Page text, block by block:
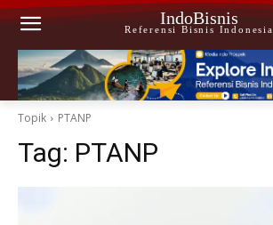
IndoBisnis
Referensi Bisnis Indonesia
Topik PTANP
Tag: PTANP